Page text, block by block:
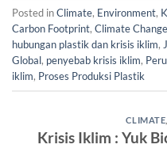
Posted inClimate, Environment,
Carbon Footprint, Climate Change
hubungan plastik dan krisis iklim,
Global, penyebab krisis iklim,
iklim, Proses Produksi Plastik
CLIMATE
Krisis Iklim : Yuk